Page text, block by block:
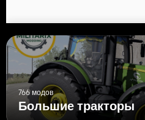
766 модов
Большие тракторы